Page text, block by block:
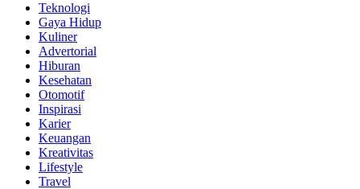
Teknologi
Gaya Hidup
Kuliner
Advertorial
Hiburan
Kesehatan
Otomotif
Inspirasi
Karier
Keuangan
Kreativitas
Lifestyle
Travel